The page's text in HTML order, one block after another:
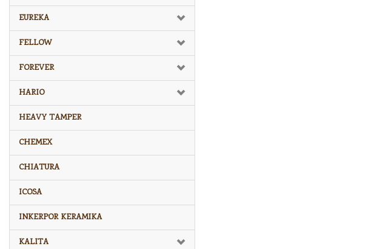
EUREKA
FELLOW
FOREVER
HARIO
HEAVY TAMPER
CHEMEX
CHIATURA
ICOSA
INKERPOR KERAMIKA
KALITA